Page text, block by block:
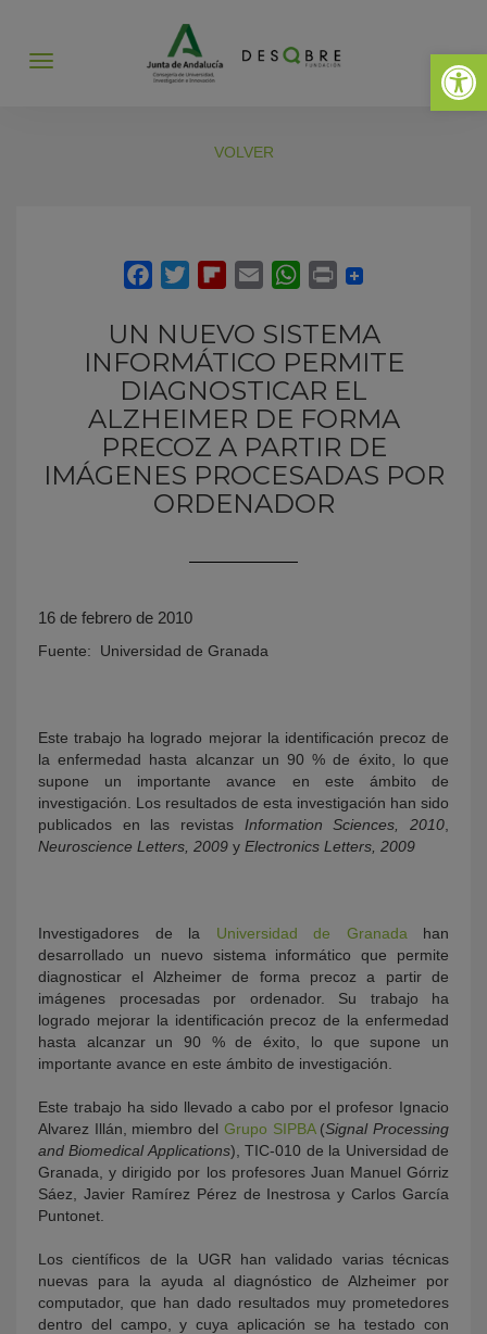
Abrir
Abrir
VOLVER
UN NUEVO SISTEMA
INFORMÁTICO PERMITE
DIAGNOSTICAR EL
ALZHEIMER DE FORMA
PRECOZ A PARTIR DE
IMÁGENES PROCESADAS POR
ORDENADOR
16 de febrero de 2010
Fuente: Universidad de Granada
Este trabajo ha logrado mejorar la identificación precoz de
la enfermedad hasta alcanzar un 90 % de éxito, lo que
supone un importante avance en este ámbito de
investigación. Los resultados de esta investigación han sido
publicados en las revistas Information Sciences, 2010
Neuroscience Letters, 2009 y Electronics Letters, 2009
Investigadores de la Universidad de Granada han
desarrollado un nuevo sistema informático que permite
diagnosticar el Alzheimer de forma precoz a partir de
imágenes procesadas por ordenador. Su trabajo ha
logrado mejorar la identificación precoz de la enfermedad
hasta alcanzar un 90 % de éxito, lo que supone un
importante avance en este ámbito de investigación.
Este trabajo ha sido llevado a cabo por el profesor Ignacio
Alvarez Illán, miembro del Grupo SIPBA(Signal Processing
and Biomedical Applications), TIC-010 de la Universidad de
Granada, y dirigido por los profesores Juan Manuel Górriz
Sáez, Javier Ramírez Pérez de Inestrosa y Carlos García
Puntonet.
Los científicos de la UGR han validado varias técnicas
nuevas para la ayuda al diagnóstico de Alzheimer por
computador, que han dado resultados muy prometedores
dentro del campo, y cuya aplicación se ha testado con